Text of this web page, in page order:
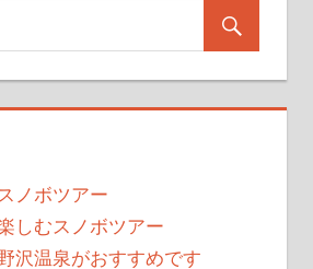
ノボツアー
しむスノボツアー
沢温泉がおすすめです